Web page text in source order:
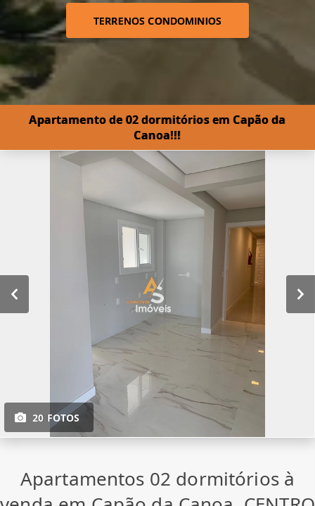
TERRENOS CONDOMINIOS
Apartamento de 02 dormitórios em Capão da
Canoa!!!
20 FOTOS
Apartamentos 02 dormitórios à